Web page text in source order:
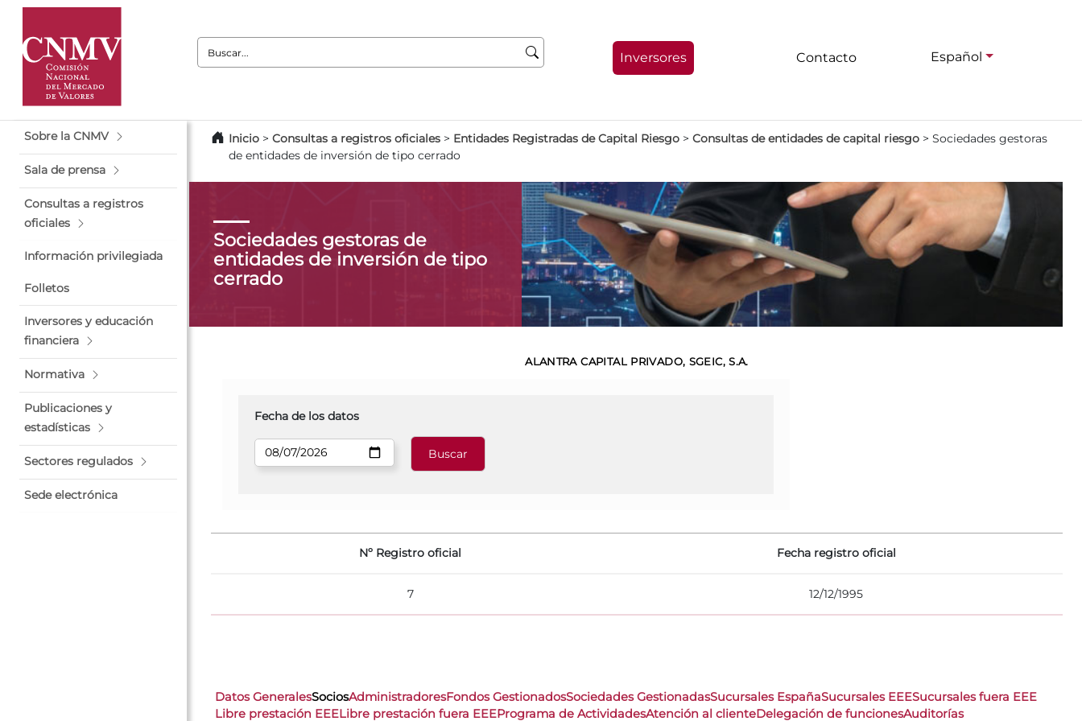
Buscar:
Inversores Contacto Español
Sobre la CNMV
Sala de prensa
Consultas a registros
oficiales
Información privilegiada
Folletos
Inversores y educación
financiera
Normativa
Publicaciones y
estadísticas
Sectores regulados
Sede electrónica
Inicio > Consultas a registros oficiales > Entidades Registradas de Capital Riesgo > Consultas de entidades de capital riesgo > Sociedades gestoras
de entidades de inversión de tipo cerrado
Sociedades gestoras de
entidades de inversión de tipo
cerrado
ALANTRA CAPITAL PRIVADO, SGEIC, S.A.
Fecha de los datos
Nº Registro oficial Fecha registro oficial
7 12/12/1995
Datos GeneralesSociosAdministradoresFondos GestionadosSociedades GestionadasSucursales EspañaSucursales EEESucursales fuera EEE
Libre prestación EEELibre prestación fuera EEEPrograma de ActividadesAtención al clienteDelegación de funcionesAuditorías